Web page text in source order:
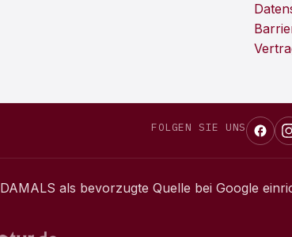
FOLGEN SIE UNS
DAMALS als bevorzugte Quelle bei Google